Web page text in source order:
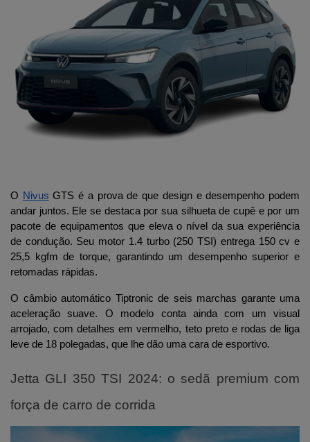
O Nivus GTS é a prova de que design e desempenho podem
andar juntos. Ele se destaca por sua silhueta de cupê e por um
pacote de equipamentos que eleva o nível da sua experiência
de condução. Seu motor 1.4 turbo (250 TSI) entrega 150 cv e
25,5 kgfm de torque, garantindo um desempenho superior e
retomadas rápidas.
O câmbio automático Tiptronic de seis marchas garante uma
aceleração suave. O modelo conta ainda com um visual
arrojado, com detalhes em vermelho, teto preto e rodas de liga
leve de 18 polegadas, que lhe dão uma cara de esportivo.
Jetta GLI 350 TSI 2024: o sedã premium com
força de carro de corrida